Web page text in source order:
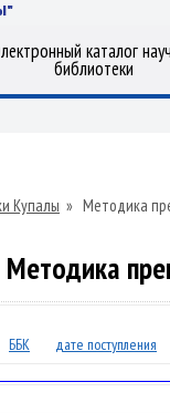
каталог
библиотеки
Купалы » Методика
Методика
ББК дате поступления